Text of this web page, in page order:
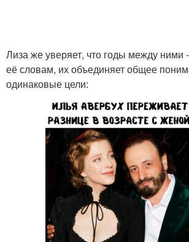
Лиза же уверяет, что годы между ними
её словам, их объединяет общее
одинаковые цели: